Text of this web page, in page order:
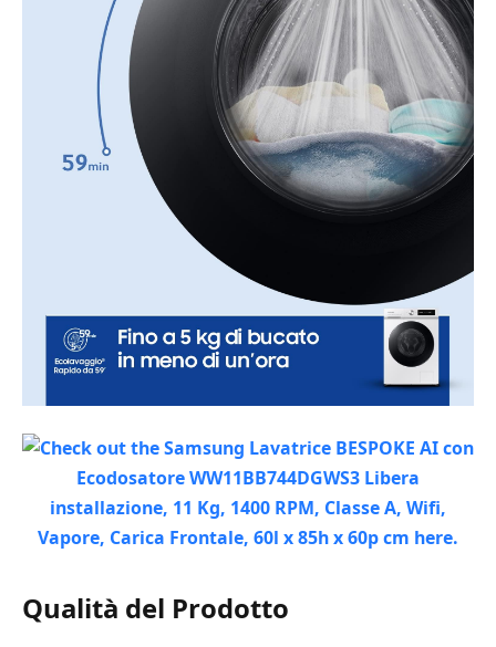
Qualità del Prodotto